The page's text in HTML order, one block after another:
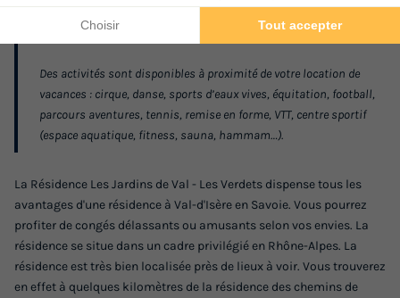
charme de la station de Savoie, village savoyard sculpté dans la
pierre et le bois qui mêle habilement tradition et modernité.
Des activités sont disponibles à proximité de votre location de
vacances : cirque, danse, sports d’eaux vives, équitation, football,
parcours aventures, tennis, remise en forme, VTT, centre sportif
(espace aquatique, fitness, sauna, hammam…).
La Résidence Les Jardins de Val - Les Verdets dispense tous les
avantages d'une résidence à Val-d'Isère en Savoie. Vous pourrez
profiter de congés délassants ou amusants selon vos envies. La
résidence se situe dans un cadre privilégié en Rhône-Alpes. La
résidence est très bien localisée près de lieux à voir. Vous trouverez
en effet à quelques kilomètres de la résidence des chemins de